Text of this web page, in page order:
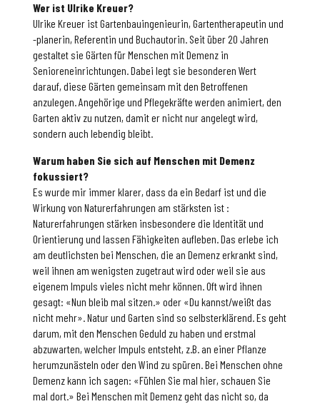
Wer ist Ulrike Kreuer?
Ulrike Kreuer ist Gartenbauingenieurin, Gartentherapeutin und
-planerin, Referentin und Buchautorin. Seit über 20 Jahren
gestaltet sie Gärten für Menschen mit Demenz in
Senioreneinrichtungen. Dabei legt sie besonderen Wert
darauf, diese Gärten gemeinsam mit den Betroffenen
anzulegen. Angehörige und Pflegekräfte werden animiert, den
Garten aktiv zu nutzen, damit er nicht nur angelegt wird,
sondern auch lebendig bleibt.
Warum haben Sie sich auf Menschen mit Demenz
fokussiert?
Es wurde mir immer klarer, dass da ein Bedarf ist und die
Wirkung von Naturerfahrungen am stärksten ist :
Naturerfahrungen stärken insbesondere die Identität und
Orientierung und lassen Fähigkeiten aufleben. Das erlebe ich
am deutlichsten bei Menschen, die an Demenz erkrankt sind,
weil ihnen am wenigsten zugetraut wird oder weil sie aus
eigenem Impuls vieles nicht mehr können. Oft wird ihnen
gesagt: «Nun bleib mal sitzen.» oder «Du kannst/weißt das
nicht mehr». Natur und Garten sind so selbsterklärend. Es geht
darum, mit den Menschen Geduld zu haben und erstmal
abzuwarten, welcher Impuls entsteht, z.B. an einer Pflanze
herumzunästeln oder den Wind zu spüren. Bei Menschen ohne
Demenz kann ich sagen: «Fühlen Sie mal hier, schauen Sie
mal dort.» Bei Menschen mit Demenz geht das nicht so, da